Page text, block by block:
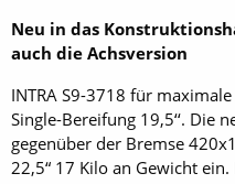
Neu in das
auch die Achsversion
INTRA S9-3718 für
Single-Bereifung 19,5‘‘. Die
gegenüber der Bremse
22,5“ 17 Kilo an Gewicht